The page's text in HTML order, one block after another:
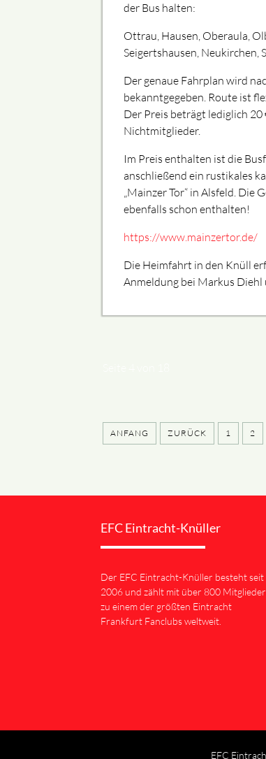
der Bus halten:
Ottrau, Hausen, Oberaula,
Seigertshausen, Neukirchen,
Der genaue Fahrplan wird
bekanntgegeben. Route ist
Der Preis beträgt lediglich
Nichtmitglieder.
Im Preis enthalten ist die
anschließend ein rustikales
„Mainzer Tor“ in Alsfeld. Die
ebenfalls schon enthalten!
https://www.mainzertor.de/
Die Heimfahrt in den Knüll
Anmeldung bei Markus
ANFANG ZURÜCK 1 2
EFC Eintracht-Knüller
Der EFC Eintracht-Knüller besteht seit
2006 und zählt mit über 800
zu einem der größten Eintracht
Frankfurt Fanclubs weltweit.
EFC